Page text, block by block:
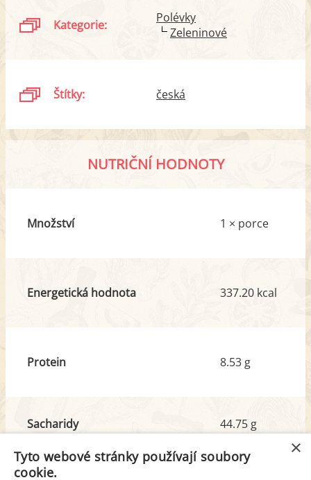
Kategorie:
Polévky
Zeleninové
Štítky: česká
NUTRIČNÍ HODNOTY
Množství 1 × porce
Energetická hodnota 337.20 kcal
Protein 8.53 g
Sacharidy
z toho cukr
44.75 g
8.51 g
×
Tyto webové stránky používají soubory
cookie.